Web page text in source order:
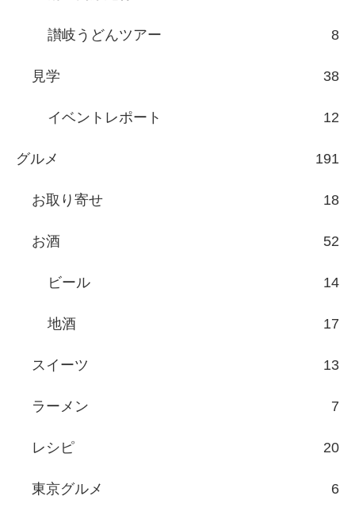
讃岐うどんツアー 8
見学 38
イベントレポート 12
グルメ 191
お取り寄せ 18
お酒 52
ビール 14
地酒 17
スイーツ 13
ラーメン 7
レシピ 20
東京グルメ 6